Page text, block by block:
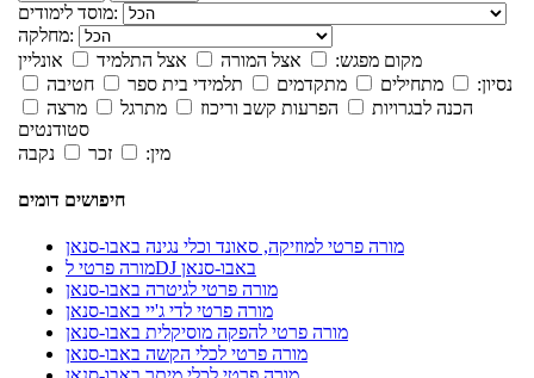
מוסד לימודים:
מחלקה:
מקום מפגש:
אצל המורה אצל התלמיד
אונליין
נסיון:
מתחילים מתקדמים תלמידי בית ספר
חטיבה
הכנה לבגרויות
הפרעות קשב וריכוז מתרגל
מרצה
סטודנטים
מין:
זכר נקבה
חיפושים דומים
מורה פרטי למוזיקה, סאונד וכלי נגינה באבו-סנאן
מורה פרטי לDJ באבו-סנאן
מורה פרטי לגיטרה באבו-סנאן
מורה פרטי לדי ג'יי באבו-סנאן
מורה פרטי להפקה מוסיקלית באבו-סנאן
מורה פרטי לכלי הקשה באבו-סנאן